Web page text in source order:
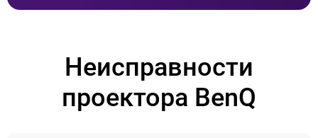
Неисправности
проектора BenQ